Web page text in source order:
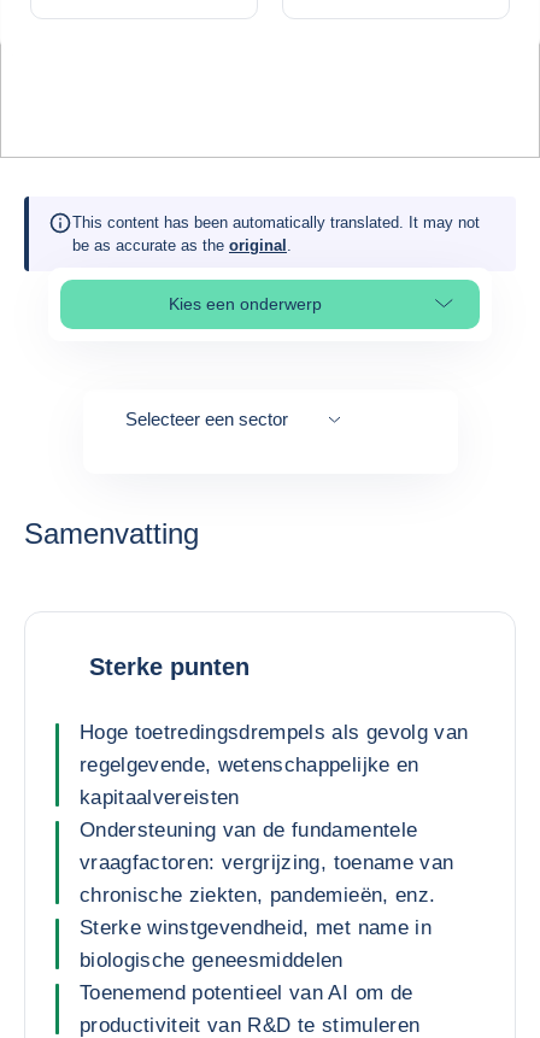
This content has been automatically translated. It may not
be as accurate as the original .
Kies een onderwerp
Select page section
Selecteer een sector
Samenvatting
Sterke punten
Hoge toetredingsdrempels als gevolg van
regelgevende, wetenschappelijke en
kapitaalvereisten
Ondersteuning van de fundamentele
vraagfactoren: vergrijzing, toename van
chronische ziekten, pandemieën, enz.
Sterke winstgevendheid, met name in
biologische geneesmiddelen
Toenemend potentieel van AI om de
productiviteit van R&D te stimuleren